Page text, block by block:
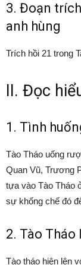
3. Đoạn
anh hùng
Trích hồi 21 trong
II. Đọc
1. Tình
Tào Tháo uống
Quan Vũ, Trương
tựa vào Tào Tháo
sự khống chế đó
2. Tào Tháo
Tào tháo hiện lên